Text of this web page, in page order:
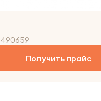
490659
Получить прайс